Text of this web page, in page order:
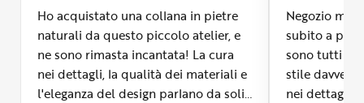
Ho acquistato una collana in pietre
naturali da questo piccolo atelier, e
ne sono rimasta incantata! La cura
nei dettagli, la qualità dei materiali e
l'eleganza del design parlano da soli.
Negozio
subito a
sono tutti
stile davvero
nei dettagli,